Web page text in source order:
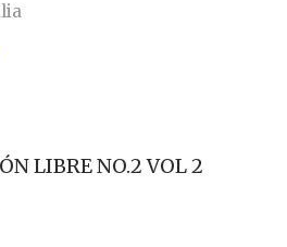
LIBRE NO.2 VOL 2